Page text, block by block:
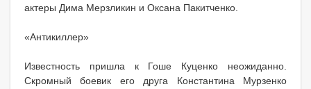
актеры Дима Мерзликин и Оксана Пакитченко.
«Антикиллер»
Известность пришла к Гоше Куценко неожиданно.
Скромный боевик его друга Константина Мурзенко